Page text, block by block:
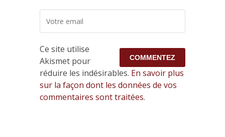
Ce site utilise
Akismet pour
réduire les indésirables. En savoir plus
sur la façon dont les données de vos
commentaires sont traitées.